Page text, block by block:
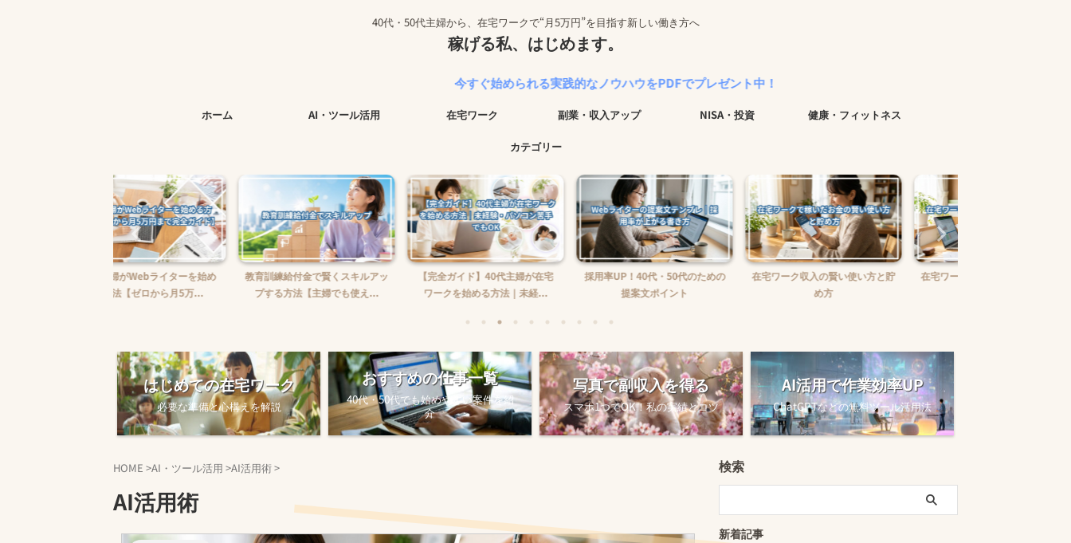
40代・50代主婦から、在宅ワークで“月5万円”を目指す新しい働き方へ
稼げる私、はじめます。
今すぐ始められる実践的なノウハウをPDFでプレゼント中！
ホーム AI・ツール活用 在宅ワーク 副業・収入アップ NISA・投資 健康・フィットネス
カテゴリー
教育訓練給付金で賢くスキルアッ
プする方法【主婦でも使え...
【完全ガイド】40代主婦が在宅
ワークを始める方法｜未経...
採用率UP！40代・50代のための
提案文ポイント
在宅ワーク収入の賢い使い方と貯
在宅ワークで報酬未払いに困った
はじめての在宅ワーク
必要な準備と心構えを解説
おすすめの仕事一覧
40代・50代でも始めやすい案件を紹
介
写真で副収入を得る
スマホ1つでOK！私の実績とコツ
AI活用で作業効率UP
ChatGPTなどの無料ツール活用法
HOME >AI・ツール活用 >AI活用術>
AI活用術
検索
新着記事